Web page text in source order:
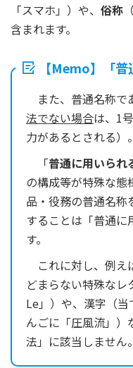
「スマホ」）や、 俗称
含まれます。
【Memo】「
また、普通名称で
法でない場合は、1
力があるとされる）。
「普通に用いられ
の構成等が特殊な態
品・役務の普通名称
することは「普通に
す。
これに対し、例え
どまらない特殊な
Le」）や、漢字（
んごに「圧風流」）
法」に該当しません。